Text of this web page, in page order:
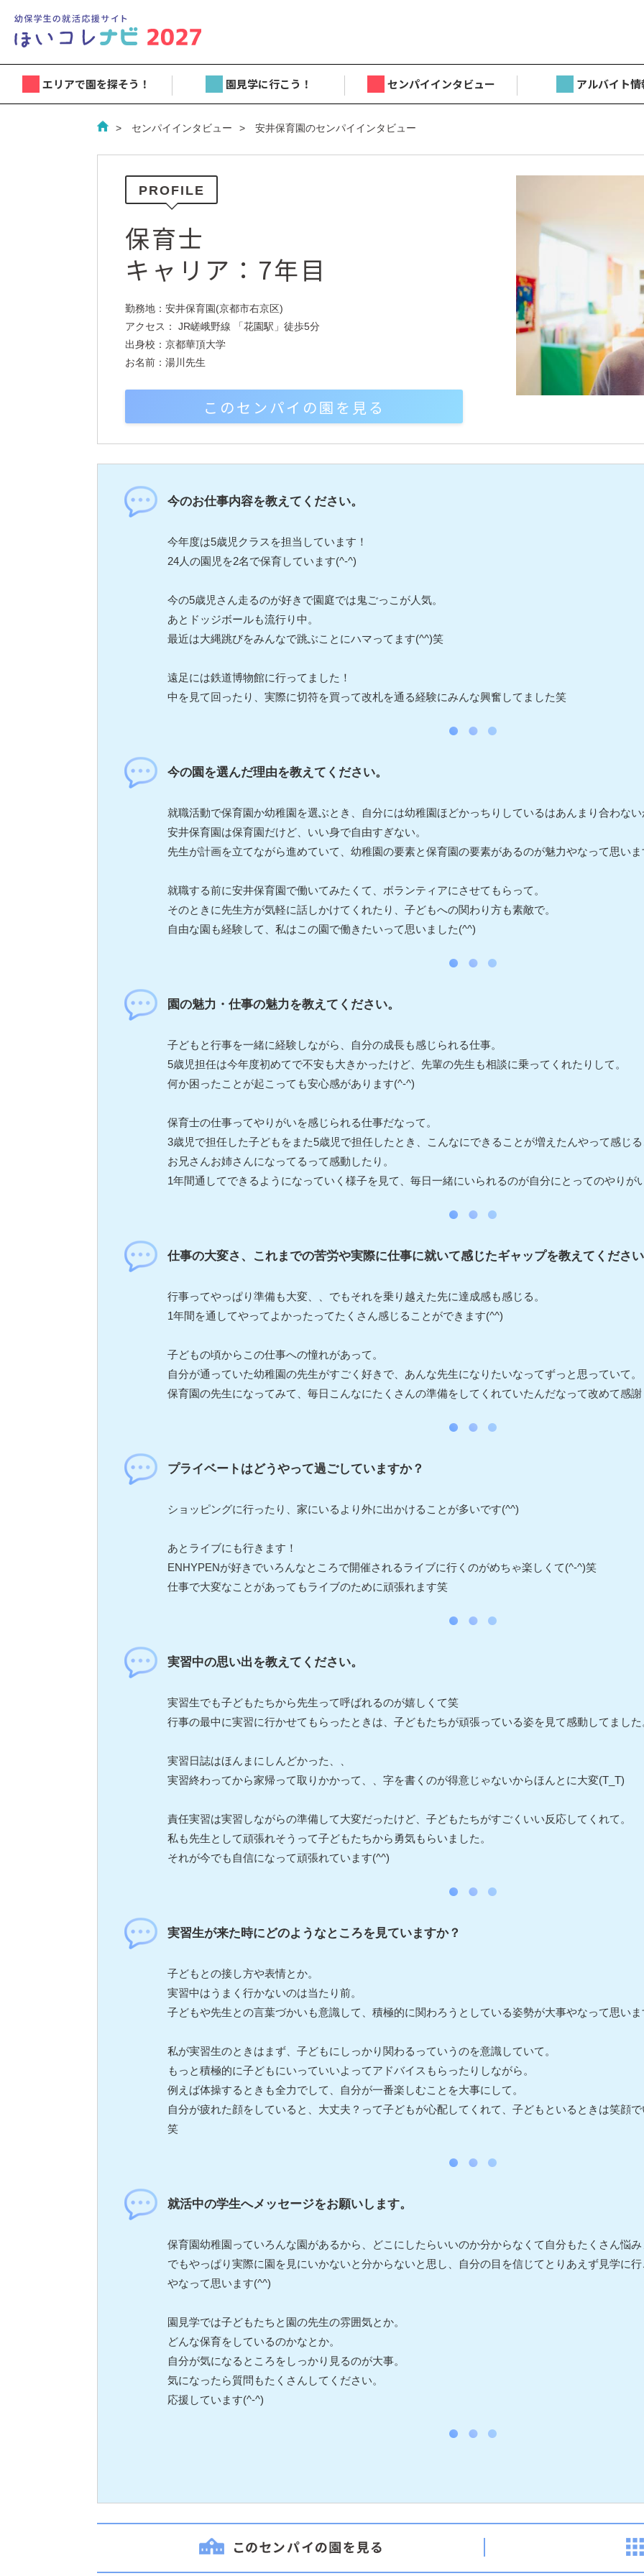
エリアで園を探そう！ 園見学に行こう！ センパイインタビュー アルバイト情
センパイインタビュー 安井保育園のセンパイインタビュー
PROFILE
保育士
キャリア：7年目
勤務地：安井保育園(京都市右京区)
アクセス： JR嵯峨野線 「花園駅」徒歩5分
出身校：京都華頂大学
お名前：湯川先生
このセンパイの園を見る
今のお仕事内容を教えてください。
今年度は5歳児クラスを担当しています！
24人の園児を2名で保育しています(^-^)
今の5歳児さん走るのが好きで園庭では鬼ごっこが人気。
あとドッジボールも流行り中。
最近は大縄跳びをみんなで跳ぶことにハマってます(^^)笑
遠足には鉄道博物館に行ってました！
中を見て回ったり、実際に切符を買って改札を通る経験にみんな興奮してました笑
今の園を選んだ理由を教えてください。
就職活動で保育園か幼稚園を選ぶとき、自分には幼稚園ほどかっちりしているはあんまり合わな
安井保育園は保育園だけど、いい身で自由すぎない。
先生が計画を立てながら進めていて、幼稚園の要素と保育園の要素があるのが魅力やなって思い
就職する前に安井保育園で働いてみたくて、ボランティアにさせてもらって。
そのときに先生方が気軽に話しかけてくれたり、子どもへの関わり方も素敵で。
自由な園も経験して、私はこの園で働きたいって思いました(^^)
園の魅力・仕事の魅力を教えてください。
子どもと行事を一緒に経験しながら、自分の成長も感じられる仕事。
5歳児担任は今年度初めてで不安も大きかったけど、先輩の先生も相談に乗ってくれたりして。
何か困ったことが起こっても安心感があります(^-^)
保育士の仕事ってやりがいを感じられる仕事だなって。
3歳児で担任した子どもをまた5歳児で担任したとき、こんなにできることが増えたんやって感じ
お兄さんお姉さんになってるって感動したり。
1年間通してできるようになっていく様子を見て、毎日一緒にいられるのが自分にとってのやりが
仕事の大変さ、これまでの苦労や実際に仕事に就いて感じたギャップを教えてくださ
行事ってやっぱり準備も大変、、でもそれを乗り越えた先に達成感も感じる。
1年間を通してやってよかったってたくさん感じることができます(^^)
子どもの頃からこの仕事への憧れがあって。
自分が通っていた幼稚園の先生がすごく好きで、あんな先生になりたいなってずっと思っていて。
保育園の先生になってみて、毎日こんなにたくさんの準備をしてくれていたんだなって改めて感
プライベートはどうやって過ごしていますか？
ショッピングに行ったり、家にいるより外に出かけることが多いです(^^)
あとライブにも行きます！
ENHYPENが好きでいろんなところで開催されるライブに行くのがめちゃ楽しくて(^-^)笑
仕事で大変なことがあってもライブのために頑張れます笑
実習中の思い出を教えてください。
実習生でも子どもたちから先生って呼ばれるのが嬉しくて笑
行事の最中に実習に行かせてもらったときは、子どもたちが頑張っている姿を見て感動してました
実習日誌はほんまにしんどかった、、
実習終わってから家帰って取りかかって、、字を書くのが得意じゃないからほんとに大変(T_T)
責任実習は実習しながらの準備して大変だったけど、子どもたちがすごくいい反応してくれて。
私も先生として頑張れそうって子どもたちから勇気もらいました。
それが今でも自信になって頑張れています(^^)
実習生が来た時にどのようなところを見ていますか？
子どもとの接し方や表情とか。
実習中はうまく行かないのは当たり前。
子どもや先生との言葉づかいも意識して、積極的に関わろうとしている姿勢が大事やなって思い
私が実習生のときはまず、子どもにしっかり関わるっていうのを意識していて。
もっと積極的に子どもにいっていいよってアドバイスもらったりしながら。
例えば体操するときも全力でして、自分が一番楽しむことを大事にして。
自分が疲れた顔をしていると、大丈夫？って子どもが心配してくれて、子どもといるときは笑顔
笑
就活中の学生へメッセージをお願いします。
保育園幼稚園っていろんな園があるから、どこにしたらいいのか分からなくて自分もたくさん悩
でもやっぱり実際に園を見にいかないと分からないと思し、自分の目を信じてとりあえず見学に
やなって思います(^^)
園見学では子どもたちと園の先生の雰囲気とか。
どんな保育をしているのかなとか。
自分が気になるところをしっかり見るのが大事。
気になったら質問もたくさんしてください。
応援しています(^-^)